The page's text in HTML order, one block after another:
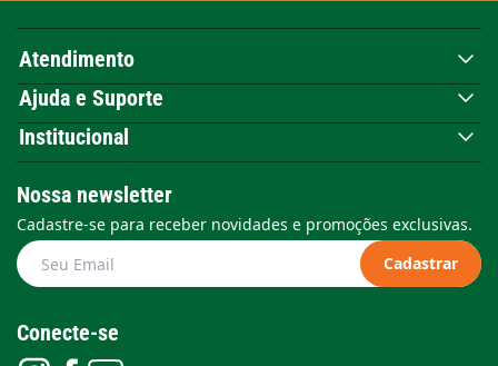
Atendimento
Ajuda e Suporte
Institucional
Nossa newsletter
Cadastre-se para receber novidades e promoções exclusivas.
Cadastrar
Conecte-se